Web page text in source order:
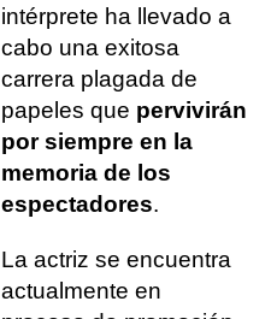
intérprete ha llevado a
cabo una exitosa
carrera plagada de
papeles que pervivirán
por siempre en la
memoria de los
espectadores.
La actriz se encuentra
actualmente en